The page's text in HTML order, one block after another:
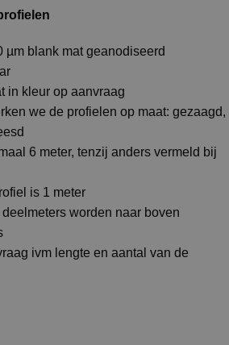
blank mat geanodiseerd
in kleur op aanvraag
we de profielen op maat: gezaagd,
6 meter, tenzij anders vermeld bij
is 1 meter
worden naar boven
ivm lengte en aantal van de